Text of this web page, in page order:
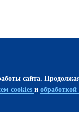
сайта.
cookies и